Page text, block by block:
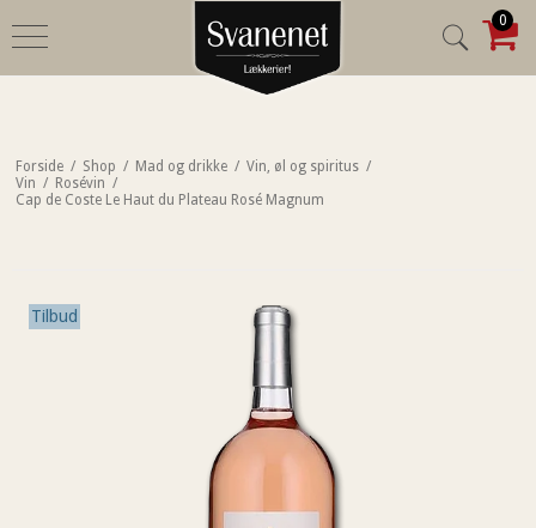
0
Forside / Shop / Mad og drikke / Vin, øl og spiritus /
Vin / Rosévin /
Cap de Coste Le Haut du Plateau Rosé Magnum
Tilbud